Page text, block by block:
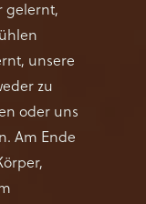
gelernt,
unsere
zu
oder uns
Am Ende